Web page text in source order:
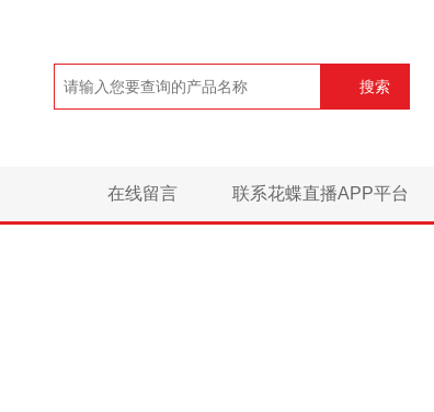
搜索
在线留言 联系花蝶直播APP平台